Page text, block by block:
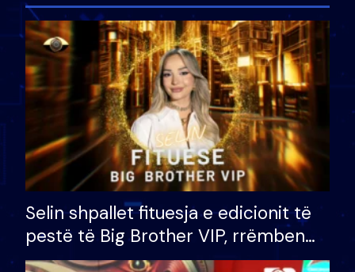
Selin shpallet fituesja e edicionit të
pestë të Big Brother VIP, rrëmben
çmimin e madh prej 100 mijë eurosh